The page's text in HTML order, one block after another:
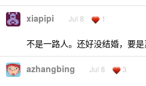
xiapipi Jul 8 1
不是一路人。还好没结婚，要
azhangbing Jul 8 3